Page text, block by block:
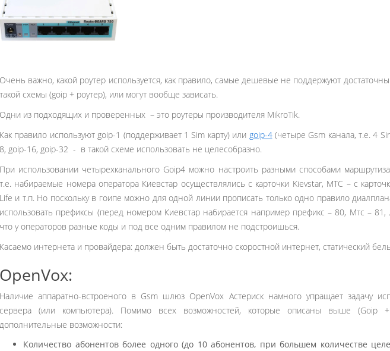
Очень важно, какой роутер используется, как правило, самые дешевые не поддержуют
такой схемы (goip + роутер), или могут вообще зависать.
Одни из подходящих и проверенных – это роутеры производителя MikroTik.
Как правило используют goip-1 (поддерживает 1 Sim карту) или goip-4(четыре Gsm канала, т.е. 4
8, goip-16, goip-32 - в такой схеме использовать не целесобразно.
При использовании четырехканального Goip4 можно настроить разными способами
т.е. набираемые номера оператора Киевстар осуществлялись с карточки Kievstar, МТС – с
Life и т.п. Но поскольку в гоипе можно для одной линии прописать только одно правило
использовать префиксы (перед номером Киевстар набирается например префикс – 80, Мтс –
что у операторов разные коды и под все одним правилом не подстроишься.
Касаемо интернета и провайдера: должен быть достаточно скоростной интернет, статический
OpenVox:
Наличие аппаратно-встроеного в Gsm шлюз OpenVox Астериск намного упращает задачу
сервера (или компьютера). Помимо всех возможностей, которые описаны выше (Goip
дополнительные возможности:
Количество абонентов более одного (до 10 абонентов, при большем количестве